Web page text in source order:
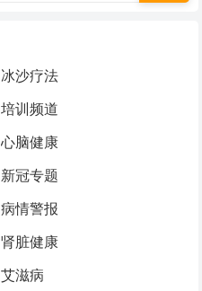
冰沙疗法
培训频道
心脑健康
新冠专题
病情警报
肾脏健康
艾滋病